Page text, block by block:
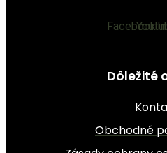
Facebook
Dôležité
Obchodné